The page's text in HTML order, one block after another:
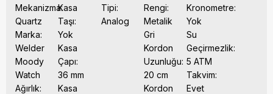
Mekanizma:
Quartz
Marka:
Welder
Moody
Watch
Ağırlık:
Kasa
Taşı:
Yok
Kasa
Çapı:
36 mm
Kasa
Tipi:
Analog
Rengi:
Metalik
Gri
Kordon
Uzunluğu:
20 cm
Kordon
Kronometre:
Yok
Su
Geçirmezlik:
5 ATM
Takvim:
Evet